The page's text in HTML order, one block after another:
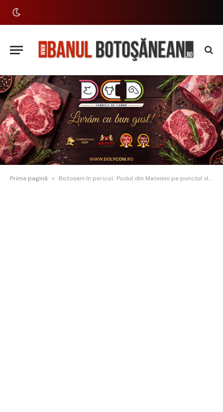
Prima pagină » Botoșani în pericol: Podul din Mateieni pe punctul de a se prăbuși. Iftime: ”Așa arată un județ ”dezvoltat”. NU